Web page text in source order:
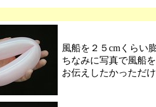
風船を２５cmくらい
ちなみに写真で風船
お伝えしたかっただ